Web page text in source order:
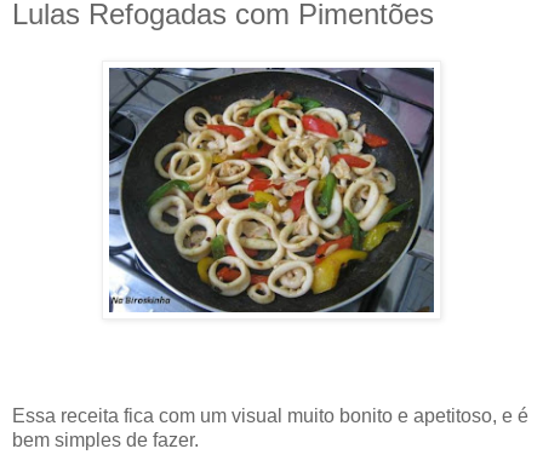
Lulas Refogadas com Pimentões
Essa receita fica com um visual muito bonito e apetitoso, e é
bem simples de fazer.